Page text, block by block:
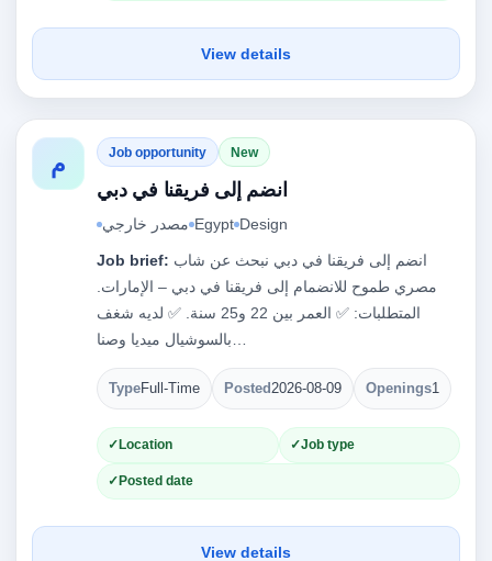
View details
م Job opportunity New
انضم إلى فريقنا في دبي
مصدر خارجي Egypt Design
Job brief:
مصري طموح للانضمام إلى فريقنا في دبي – الإمارات.
المتطلبات: ✅ العمر بين 22 و25 سنة. ✅ لديه شغف
TypeFull-Time Posted2026-08-09 Openings1
Location Job type
Posted date
View details